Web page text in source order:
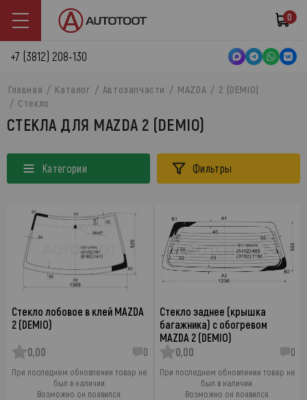
0
+7 (3812) 208-130
Главная Каталог Автозапчасти MAZDA
2 (DEMIO)
Стекло
СТЕКЛА ДЛЯ MAZDA 2 (DEMIO)
Категории Фильтры
Стекло лобовое в клей MAZDA
2 (DEMIO)
0,00 0
При последнем обновлении товар не
был в наличии.
Возможно он появился.
Стекло заднее (крышка
багажника) с обогревом
MAZDA 2 (DEMIO)
0,00
0
При последнем обновлении товар не
был в наличии.
Возможно он появился.